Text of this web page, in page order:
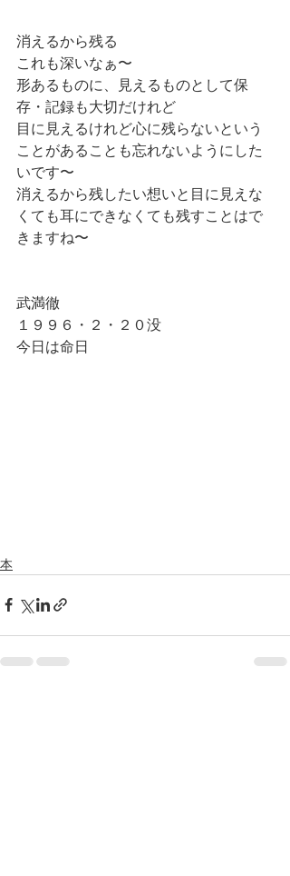
消えるから残る
これも深いなぁ〜
形あるものに、見えるものとして保
存・記録も大切だけれど
目に見えるけれど心に残らないという
ことがあることも忘れないようにした
いです〜
消えるから残したい想いと目に見えな
くても耳にできなくても残すことはで
きますね〜
武満徹
１９９６・２・２０没
今日は命日
本